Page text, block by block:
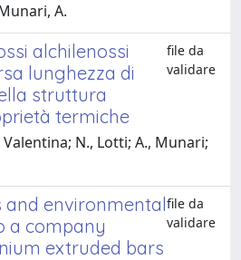
A.
alchilenossi
lunghezza di
struttura
termiche
file da
validare
N., Lotti; A., Munari;
environmental
a company
extruded bars
file da
validare